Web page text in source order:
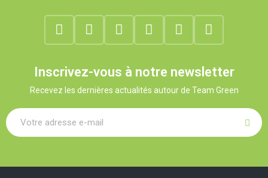
Inscrivez-vous à notre newsletter
Recevez les dernières actualités autour de Team Green